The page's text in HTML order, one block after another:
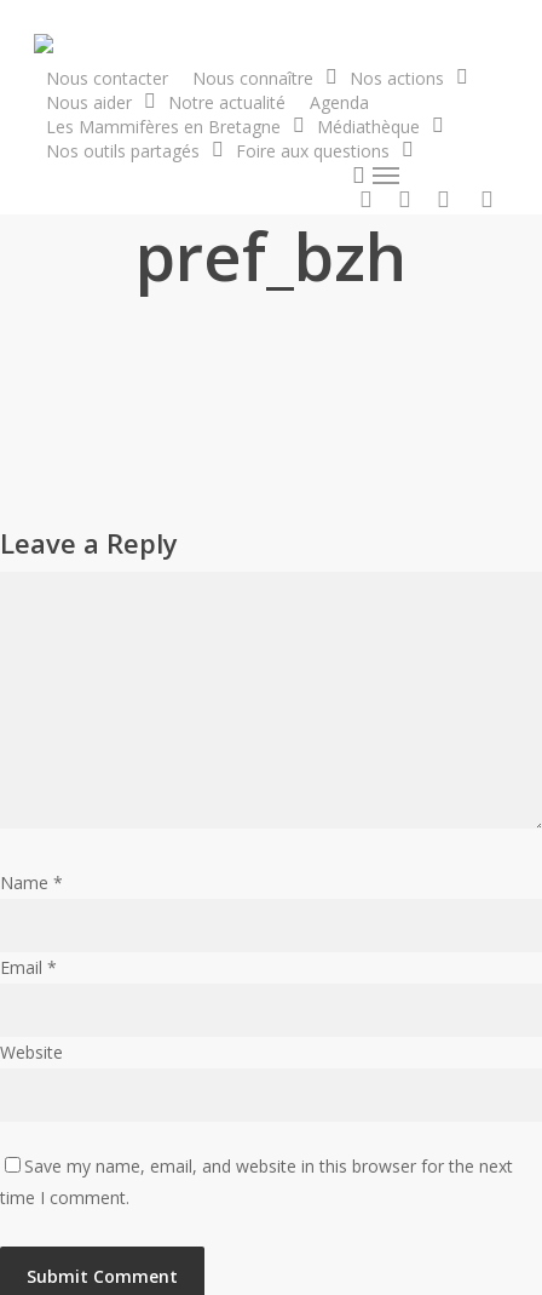
content
Nous contacter Nous connaître
Nos actions
Nous aider
Notre actualité
Agenda
Les Mammifères en Bretagne
Médiathèque
Nos outils partagés
Foire aux questions
search
Menu
twitter facebook
vimeo RSS
pref_bzh
Leave a Reply
Name *
Email *
Website
Save my name, email, and website in this browser for the next
time I comment.